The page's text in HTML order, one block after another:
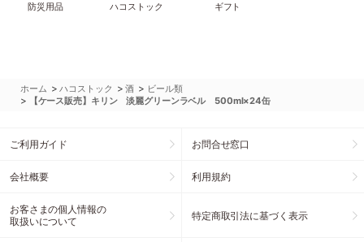
防災用品 ハコストック ギフト
ホーム >ハコストック >酒 > ビール類
> 【ケース販売】キリン 淡麗グリーンラベル 500ml×24缶
ご利用ガイド お問合せ窓口
会社概要 利用規約
お客さまの個人情報の
取扱いについて
特定商取引法に基づく表示